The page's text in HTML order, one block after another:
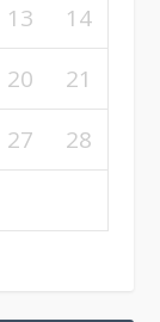
13
14
20 21
27
28